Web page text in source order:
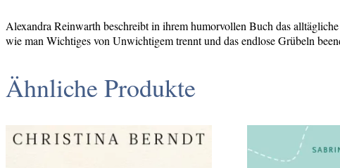
Alexandra Reinwarth beschreibt in ihrem humorvollen Buch das
wie man Wichtiges von Unwichtigem trennt und das endlose Grübeln
Ähnliche Produkte